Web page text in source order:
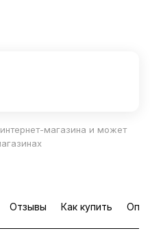
магазина и может
Отзывы Как купить